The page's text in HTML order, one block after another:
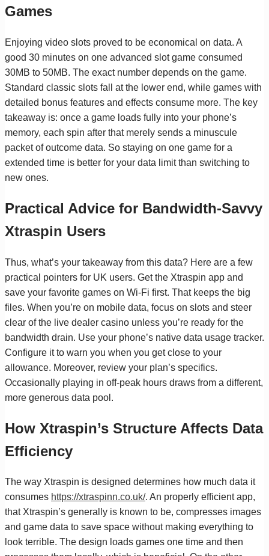
Games
Enjoying video slots proved to be economical on data. A
good 30 minutes on one advanced slot game consumed
30MB to 50MB. The exact number depends on the game.
Standard classic slots fall at the lower end, while games with
detailed bonus features and effects consume more. The key
takeaway is: once a game loads fully into your phone’s
memory, each spin after that merely sends a minuscule
packet of outcome data. So staying on one game for a
extended time is better for your data limit than switching to
new ones.
Practical Advice for Bandwidth-Savvy
Xtraspin Users
Thus, what’s your takeaway from this data? Here are a few
practical pointers for UK users. Get the Xtraspin app and
save your favorite games on Wi-Fi first. That keeps the big
files. When you’re on mobile data, focus on slots and steer
clear of the live dealer casino unless you’re ready for the
bandwidth drain. Use your phone’s native data usage tracker.
Configure it to warn you when you get close to your
allowance. Moreover, review your plan’s specifics.
Occasionally playing in off-peak hours draws from a different,
more generous data pool.
How Xtraspin’s Structure Affects Data
Efficiency
The way Xtraspin is designed determines how much data it
consumes https://xtraspinn.co.uk/. An properly efficient app,
that Xtraspin’s generally is known to be, compresses images
and game data to save space without making everything to
look terrible. The design loads games one time and then